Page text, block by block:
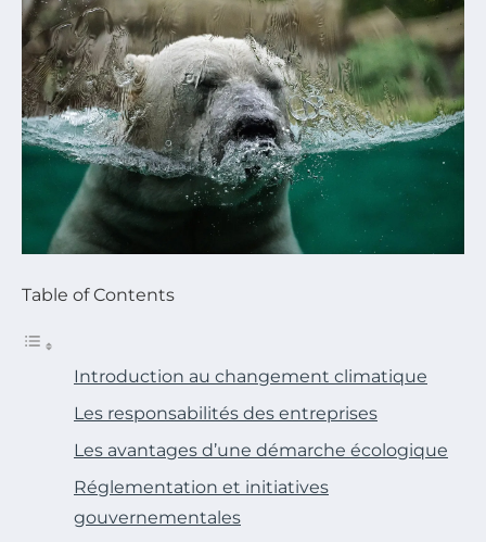
Table of Contents
Introduction au changement climatique
Les responsabilités des entreprises
Les avantages d’une démarche écologique
Réglementation et initiatives
gouvernementales